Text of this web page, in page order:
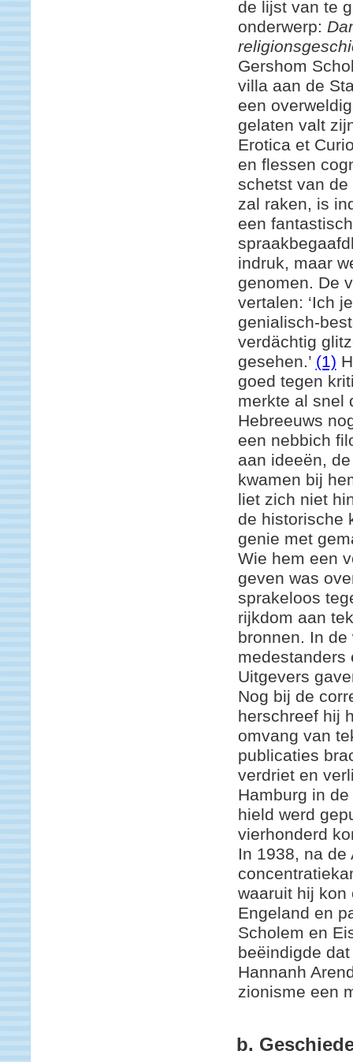
de lijst van te
onderwerp:
Gershom
villa aan de
een
gelaten valt
Erotica et
en flessen
schetst van
zal raken, is
een
indruk, maar
genomen. De
vertalen: ‘Ich
genialisch-
verdächtig
gesehen.’ (1)
goed tegen
merkte al snel
Hebreeuws
een nebbich
aan ideeën,
kwamen bij
liet zich niet
de historische
genie met
Wie hem een
geven was
sprakeloos
rijkdom aan
bronnen. In
medestanders
Uitgevers
Nog bij de
herschreef hij
omvang van
publicaties
verdriet en
Hamburg in
hield werd
vierhonderd
In 1938, na
waaruit hij kon
Engeland en
Scholem en
beëindigde
Hannanh
zionisme een
b.